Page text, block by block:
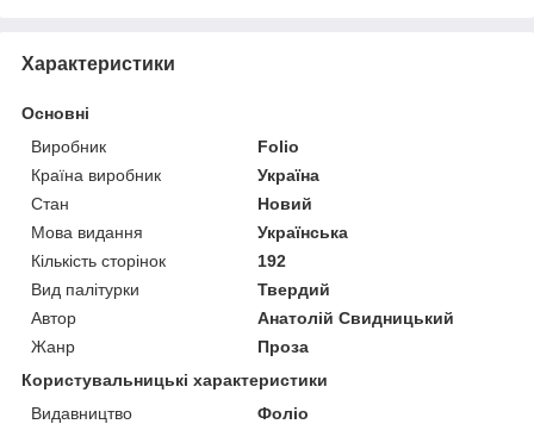
Характеристики
Основні
Виробник
Folio
Країна виробник
Україна
Стан
Новий
Мова видання
Українська
Кількість сторінок
192
Вид палітурки
Твердий
Автор
Анатолій Свидницький
Жанр
Проза
Користувальницькі характеристики
Видавництво
Фоліо